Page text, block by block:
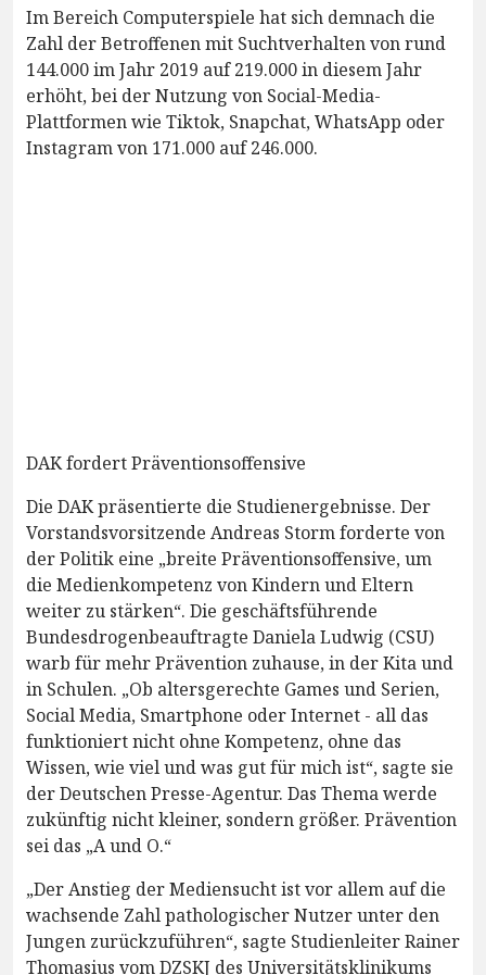
Im Bereich Computerspiele hat sich demnach die
Zahl der Betroffenen mit Suchtverhalten von rund
144.000 im Jahr 2019 auf 219.000 in diesem Jahr
erhöht, bei der Nutzung von Social-Media-
Plattformen wie Tiktok, Snapchat, WhatsApp oder
Instagram von 171.000 auf 246.000.
DAK fordert Präventionsoffensive
Die DAK präsentierte die Studienergebnisse. Der
Vorstandsvorsitzende Andreas Storm forderte von
der Politik eine „breite Präventionsoffensive, um
die Medienkompetenz von Kindern und Eltern
weiter zu stärken“. Die geschäftsführende
Bundesdrogenbeauftragte Daniela Ludwig (CSU)
warb für mehr Prävention zuhause, in der Kita und
in Schulen. „Ob altersgerechte Games und Serien,
Social Media, Smartphone oder Internet - all das
funktioniert nicht ohne Kompetenz, ohne das
Wissen, wie viel und was gut für mich ist“, sagte sie
der Deutschen Presse-Agentur. Das Thema werde
zukünftig nicht kleiner, sondern größer. Prävention
sei das „A und O.“
„Der Anstieg der Mediensucht ist vor allem auf die
wachsende Zahl pathologischer Nutzer unter den
Jungen zurückzuführen“, sagte Studienleiter Rainer
Thomasius vom DZSKJ des Universitätsklinikums